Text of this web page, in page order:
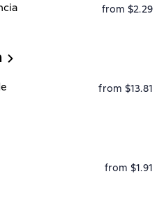
from $2.29
from $13.81
from $1.91